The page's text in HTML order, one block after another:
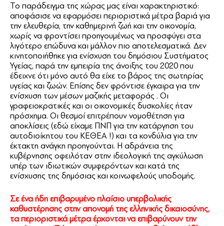
Το παράδειγμα της χώρας μας είναι χαρακτηριστικό:
αποφάσισε να εφαρμόσει περιοριστικά μέτρα βαριά για
την ελευθερία, την καθημερινή ζωή και την οικονομία,
χωρίς να φροντίσει προηγουμένως να προσφύγει στα
λιγότερο επώδυνα και μάλλον πιο αποτελεσματικά. Δεν
κινητοποιήθηκε για ενίσχυση του δημόσιου Συστήματος
Υγείας, παρά την εμπειρία της άνοιξης του 2020 που
έδειχνε ότι μόνο αυτό θα είχε το βάρος της σωτηρίας
υγείας και ζωών. Επίσης δεν φρόντισε έγκαιρα για την
ενίσχυση των μέσων μαζικής μεταφοράς . Οι
γραφειοκρατικές και οι οικονομικές δυσκολίες ήταν
πρόσχημα. Οι θεσμοί επιτρέπουν νομοθέτηση για
αποκλίσεις (εδώ είχαμε ΠΝΠ για την κατάργηση του
αυτοδιοίκητου του ΚΕΘΕΑ !) και τα κονδύλια για την
έκτακτη ανάγκη προηγούνται. Η αδράνεια της
κυβέρνησης οφειλόταν στην ιδεολογική της αγκύλωση
υπέρ των ιδιωτικών συμφερόντων και κατά της
ενίσχυσης της δημόσιας και κοινωφελούς υποδομής.
Σε ένα ήδη επιβαρυμένο πλαίσιο υπερβολικής
καθυστέρησης στην απονομή της ελληνικής δικαιοσύνης,
τα περιοριστικά μέτρα έρχονται να επιβαρύνουν την